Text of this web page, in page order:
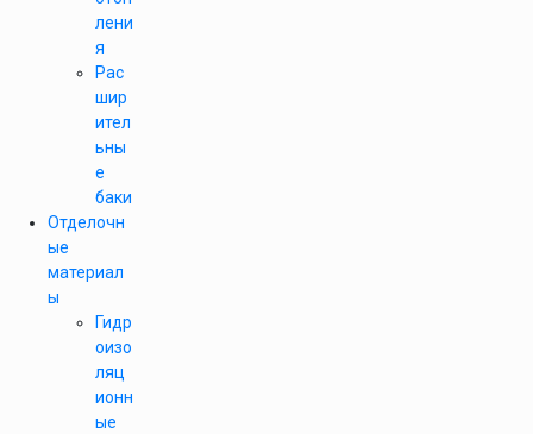
лени
я
Рас
шир
ител
ьны
е
баки
Отделочн
ые
материал
ы
Гидр
оизо
ляц
ионн
ые